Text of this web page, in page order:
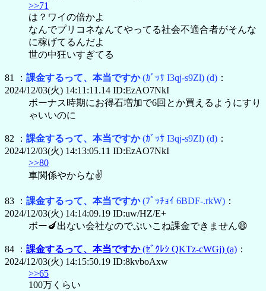
>>71
は？ワイの倍かよ
なんでプリコネなんてやってる社会不適合者がそんな
に稼げてるんだよ
世の中狂いすぎてる
81 ： 課金するって、本当ですか(ｶﾞｯｻ I3qj-s9Zl) (d) ：
2024/12/03(火) 14:11:11.14 ID:EzAO7NkI
ボーナス時期にお得石増加で6回とか買えるようにすり
ゃいいのに
82 ： 課金するって、本当ですか(ｶﾞｯｻ I3qj-s9Zl) (d) ：
2024/12/03(火) 14:13:05.11 ID:EzAO7NkI
>>80
車関係やからな✌️
83 ： 課金するって、本当ですか(ﾌﾟｯﾁｮｲ 6BDF-.rkW) ：
2024/12/03(火) 14:14:09.19 ID:uw/HZ/E+
ボー🍆出ない会社なのでぷいこね課金できません😄
84 ： 課金するって、本当ですか(ｾﾞｸﾚｼ QKTz-cWGj) (a) ：
2024/12/03(火) 14:15:50.19 ID:8kvboAxw
>>65
100万くらい